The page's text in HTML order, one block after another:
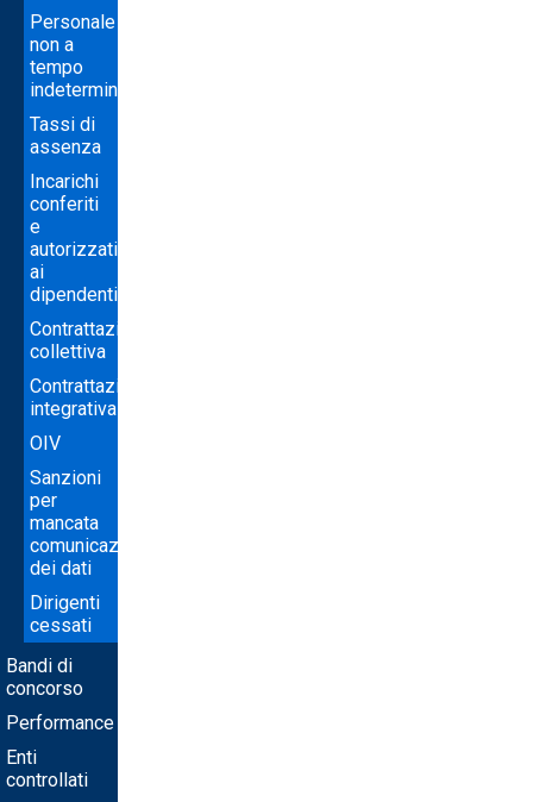
Personale
non a
tempo
indeterminato
Tassi di
assenza
Incarichi
conferiti
e
autorizzati
ai
dipendenti
Contrattazione
collettiva
Contrattazione
integrativa
OIV
Sanzioni
per
mancata
comunicazione
dei dati
Dirigenti
cessati
Bandi di
concorso
Performance
Enti
controllati